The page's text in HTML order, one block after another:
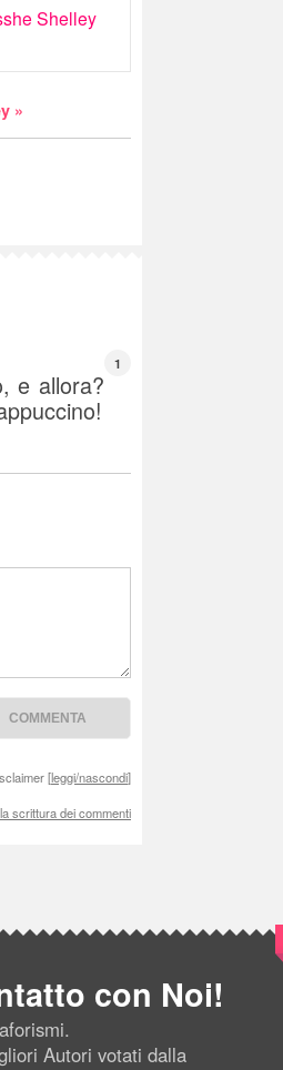
Shelley
»
1
e allora?
[leggi/nascondi]
scrittura dei commenti
con Noi!
Autori votati dalla